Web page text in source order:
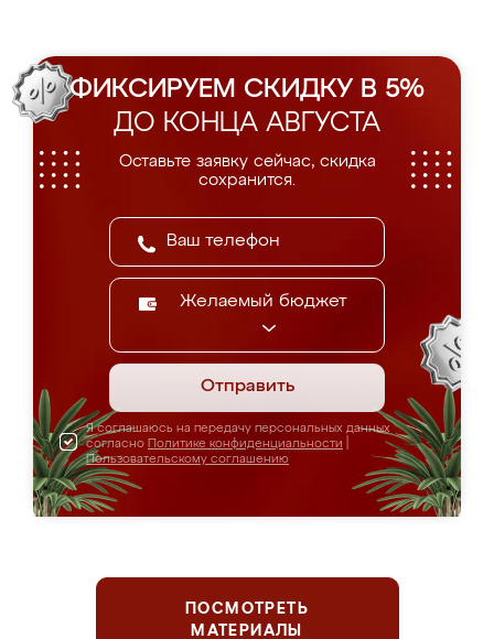
ФИКСИРУЕМ СКИДКУ В 5%
ДО КОНЦА АВГУСТА
Оставьте заявку сейчас, скидка
сохранится.
Желаемый бюджет
Отправить
Я соглашаюсь на передачу персональных данных
согласно Политике конфиденциальности
Пользовательскому соглашению
ПОСМОТРЕТЬ
МАТЕРИАЛЫ